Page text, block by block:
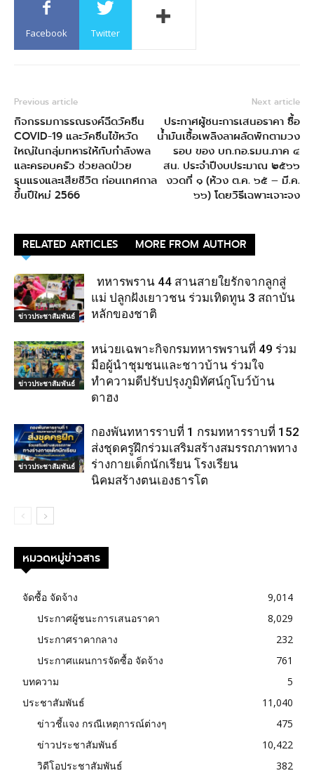
Facebook Twitter
Previous article
กิจกรรมการรณรงค์ฉีดวัคซีน
COVID-19 และวัคซีนไข้หวัด
ใหญ่ในกลุ่มทหารให้กับกำลังพล
และครอบครัว ช่วยลดป่วย
รุนแรงและเสียชีวิต ก่อนเทศกาล
ขึ้นปีใหม่ 2566
Next article
ประกาศผู้ชนะการเสนอราคา ซื้อ
น้ำมันเชื้อเพลิงลาผลัดพักตามวง
รอบ ของ บก.กอ.รมน.ภาค ๔
สน. ประจำปีงบประมาณ ๒๕๖๖
งวดที่ ๑ (ห้วง ต.ค. ๖๕ – มี.ค.
๖๖) โดยวิธีเฉพาะเจาะจง
RELATED ARTICLES MORE FROM AUTHOR
ข่าวประชาสัมพันธ์
ทหารพราน 44 สานสายใยรักจากลูกสู่
แม่ ปลูกฝังเยาวชน ร่วมเทิดทูน 3 สถาบัน
หลักของชาติ
ข่าวประชาสัมพันธ์
หน่วยเฉพาะกิจกรมทหารพรานที่ 49 ร่วม
มือผู้นำชุมชนและชาวบ้าน ร่วมใจ
ทำความดีปรับปรุงภูมิทัศน์กูโบว์บ้าน
ดาฮง
ข่าวประชาสัมพันธ์
กองพันทหารราบที่ 1 กรมทหารราบที่ 152
ส่งชุดครูฝึกร่วมเสริมสร้างสมรรถภาพทาง
ร่างกายเด็กนักเรียน โรงเรียน
นิคมสร้างตนเองธารโต
หมวดหมู่ข่าวสาร
จัดซื้อ จัดจ้าง
9,014
ประกาศผู้ชนะการเสนอราคา
8,029
ประกาศราคากลาง
232
ประกาศแผนการจัดซื้อ จัดจ้าง
761
บทความ
5
ประชาสัมพันธ์
11,040
ข่าวชี้แจง กรณีเหตุการณ์ต่างๆ
475
ข่าวประชาสัมพันธ์
10,422
วิดีโอประชาสัมพันธ์
382